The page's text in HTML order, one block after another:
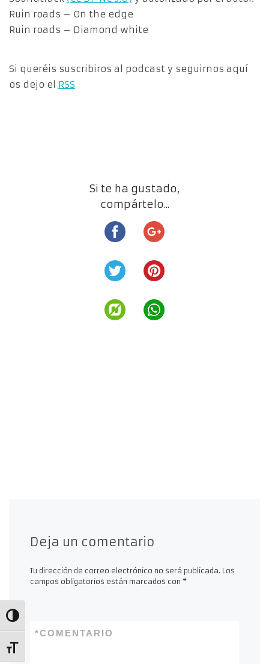
Alternar alto contraste
Alternar tamaño de letra
Ruin roads – On the edge
Ruin roads – Diamond white
Si queréis suscribiros al podcast y seguirnos aquí
os dejo el RSS
Si te ha gustado,
compártelo...
Deja un comentario
Tu dirección de correo electrónico no será publicada. Los
campos obligatorios están marcados con *
COMENTARIO
*